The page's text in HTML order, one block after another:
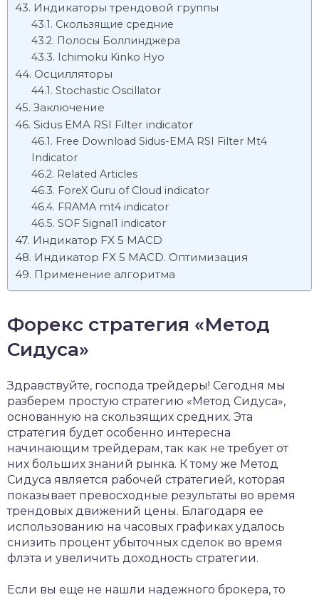
Индикаторы трендовой группы
Скользящие средние
Полосы Боллинджера
Ichimoku Kinko Hyo
Осцилляторы
Stochastic Oscillator
Заключение
Sidus EMA RSI Filter indicator
Free Download Sidus-EMA RSI Filter Mt4
Indicator
Related Articles
ForeX Guru of Cloud indicator
FRAMA mt4 indicator
SOF Signal1 indicator
Индикатор FX 5 MACD
Индикатор FX 5 MACD. Оптимизация
Применение алгоритма
Форекс стратегия «Метод
Сидуса»
Здравствуйте, господа трейдеры! Сегодня мы
разберем простую стратегию «Метод Сидуса»,
основанную на скользящих средних. Эта
стратегия будет особенно интересна
начинающим трейдерам, так как не требует от
них больших знаний рынка. К тому же Метод
Сидуса является рабочей стратегией, которая
показывает превосходные результаты во время
трендовых движений цены. Благодаря ее
использованию на часовых графиках удалось
снизить процент убыточных сделок во время
флэта и увеличить доходность стратегии.
Если вы еще не нашли надежного брокера, то